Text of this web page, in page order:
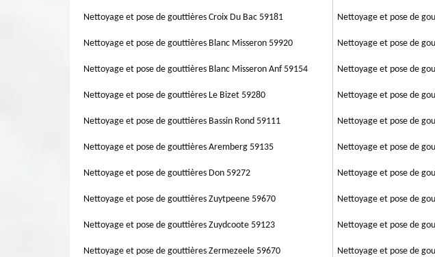
Nettoyage et pose de gouttières Croix Du Bac 59181
Nettoyage et pose de gouttières Blanc Misseron 59920
Nettoyage et pose de gouttières Blanc Misseron Anf 59154
Nettoyage et pose de gouttières Le Bizet 59280
Nettoyage et pose de gouttières Bassin Rond 59111
Nettoyage et pose de gouttières Aremberg 59135
Nettoyage et pose de gouttières Don 59272
Nettoyage et pose de gouttières Zuytpeene 59670
Nettoyage et pose de gouttières Zuydcoote 59123
Nettoyage et pose de gouttières Zermezeele 59670
Nettoyage et pose de
Nettoyage et pose de
Nettoyage et pose de
Nettoyage et pose de
Nettoyage et pose de
Nettoyage et pose de
Nettoyage et pose de
Nettoyage et pose de
Nettoyage et pose de
Nettoyage et pose de